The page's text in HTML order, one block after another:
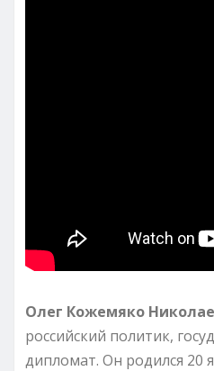
Олег Кожемяко
российский политик,
дипломат. Он родился 20